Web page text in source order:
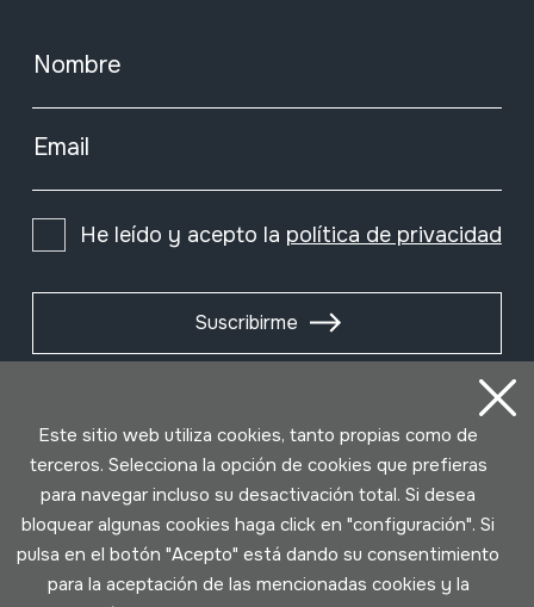
Nombre
Email
He leído y acepto la política de privacidad
Suscribirme
Este sitio web utiliza cookies, tanto propias como de
terceros. Selecciona la opción de cookies que prefieras
para navegar incluso su desactivación total. Si desea
bloquear algunas cookies haga click en "configuración". Si
pulsa en el botón "Acepto" está dando su consentimiento
para la aceptación de las mencionadas cookies y la